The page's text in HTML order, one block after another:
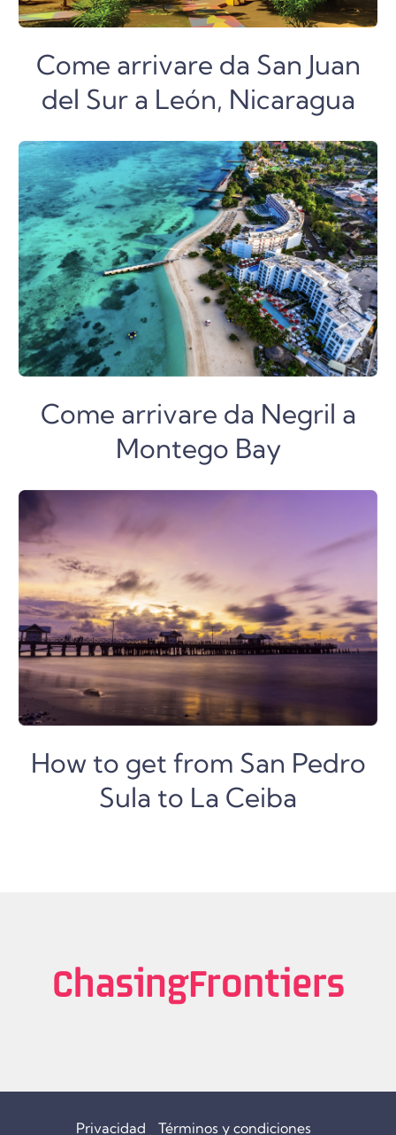
Come arrivare da San Juan
del Sur a León, Nicaragua
Come arrivare da Negril a
Montego Bay
How to get from San Pedro
Sula to La Ceiba
Privacidad Términos y condiciones